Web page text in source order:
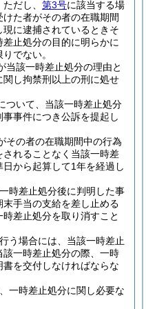
ただし、 第3号に該当する場
た者がその者の在職期間
に逮捕されているときそ
止処分の目的に明らかに
でない。
当該一時差止処分の理由と
し拘禁刑以上の刑に処せ
ついて、当該一時差止処分
事件につき公訴を提起し
その者の在職期間中の行為
れることなく当該一時差
から起算して1年を経過し
時差止処分後に判明した事
手当の支給を差し止める
差止処分を取り消すこと
う場合には、当該一時差止
一時差止処分の際、一時
を交付しなければならな
一時差止処分に関し必要な